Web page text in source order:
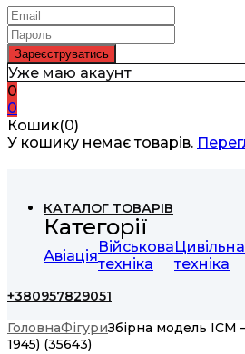
Уже маю акаунт
0
0
Кошик(0)
У кошику немає товарів.
КАТАЛОГ ТОВАРІВ
Категорії
Авіація Військова
техніка
Цивільна
техніка
+380957829051
ГоловнаФігуриЗбірна модель ICM
1945) (35643)